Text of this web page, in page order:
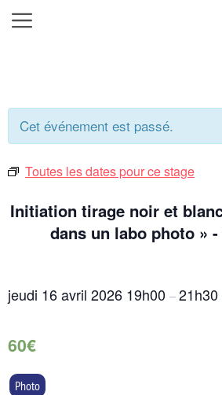
Aller
au
Menu
Cet événement est passé.
Toutes les dates pour ce stage
Initiation tirage noir et
dans un labo photo » -
jeudi 16 avril 2026 19h00 –21h30
60€
Photo